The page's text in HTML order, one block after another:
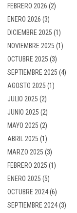
FEBRERO 2026 (2)
ENERO 2026 (3)
DICIEMBRE 2025 (1)
NOVIEMBRE 2025 (1)
OCTUBRE 2025 (3)
SEPTIEMBRE 2025 (4)
AGOSTO 2025 (1)
JULIO 2025 (2)
JUNIO 2025 (2)
MAYO 2025 (2)
ABRIL 2025 (1)
MARZO 2025 (3)
FEBRERO 2025 (1)
ENERO 2025 (5)
OCTUBRE 2024(6)
SEPTIEMBRE 2024(3)